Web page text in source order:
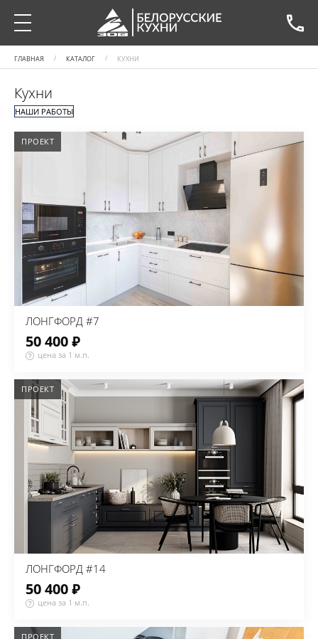
ГЛАВНАЯ КАТАЛОГ КУХНИ
Кухни
НАШИ РАБОТЫ
ПРОЕКТ
ЛОНГФОРД #7
50 400 ₽
цена за 1 м.п.
ПРОЕКТ
ЛОНГФОРД #14
50 400 ₽
цена за 1 м.п.
ПРОЕКТ